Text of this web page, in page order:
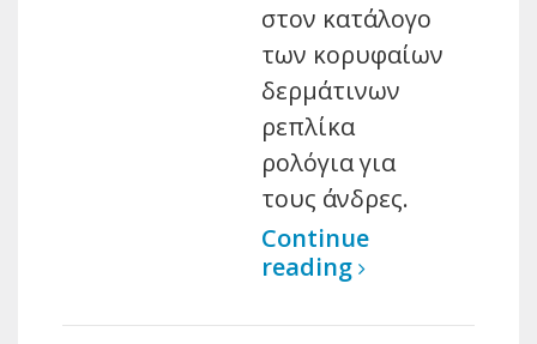
στον κατάλογο
των κορυφαίων
δερμάτινων
ρεπλίκα
ρολόγια για
τους άνδρες.
Continue
reading